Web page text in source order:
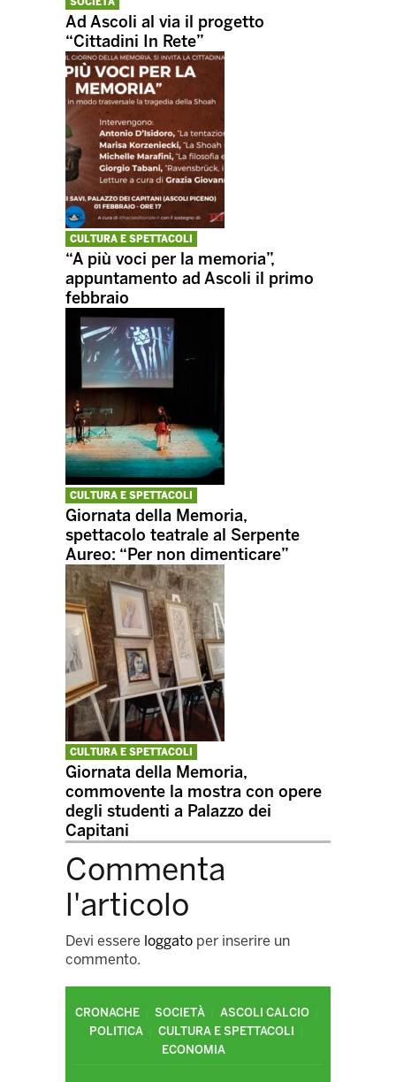
Ad Ascoli al via il progetto
“Cittadini In Rete”
CULTURA E SPETTACOLI
“A più voci per la memoria”,
appuntamento ad Ascoli il primo
febbraio
CULTURA E SPETTACOLI
Giornata della Memoria,
spettacolo teatrale al Serpente
Aureo: “Per non dimenticare”
CULTURA E SPETTACOLI
Giornata della Memoria,
commovente la mostra con opere
degli studenti a Palazzo dei
Capitani
Commenta
l'articolo
Devi essere loggato per inserire un
commento.
CRONACHE SOCIETÀ
ASCOLI CALCIO
POLITICA
CULTURA E SPETTACOLI
ECONOMIA